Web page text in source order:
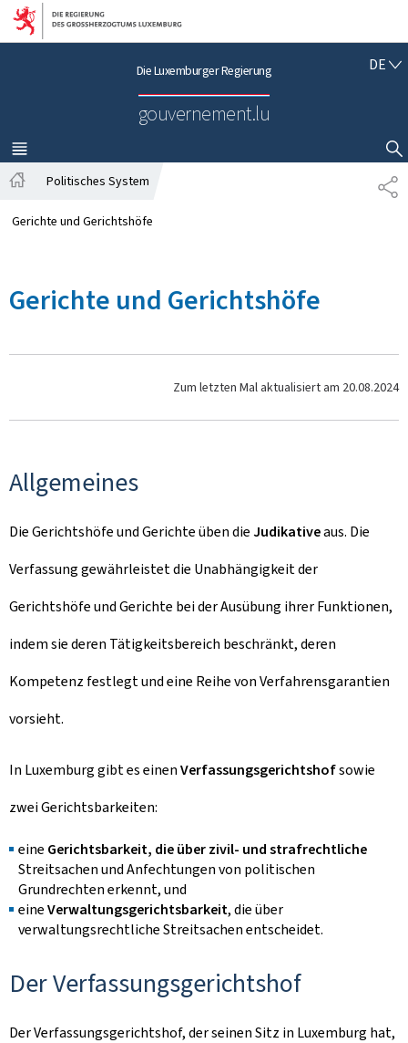
Zur Hauptnavigation
Zum Inhalt
Die Luxemburger Regierung
gouvernement.lu
DED
S
C
H
MENÜ
HAUPT-
SUCHFLED ANZEIGEN / SCHLIESSEN
T
E
t
s
e
t
Politisches System
Gerichte und Gerichtshöfe
Gerichte und Gerichtshöfe
Zum letzten Mal aktualisiert am 20.08.2024
Allgemeines
Die Gerichtshöfe und Gerichte üben dieJudikativeaus. Die
Verfassung gewährleistet die Unabhängigkeit der
Gerichtshöfe und Gerichte bei der Ausübung ihrer Funktionen,
indem sie deren Tätigkeitsbereich beschränkt, deren
Kompetenz festlegt und eine Reihe von Verfahrensgarantien
vorsieht.
In Luxemburg gibt es einenVerfassungsgerichtshofsowie
zwei Gerichtsbarkeiten:
eine Gerichtsbarkeit, die über zivil- und strafrechtliche
Streitsachen und Anfechtungen von politischen
Grundrechten erkennt, und
eineVerwaltungsgerichtsbarkeit, die über
verwaltungsrechtliche Streitsachen entscheidet.
Der Verfassungsgerichtshof
Der Verfassungsgerichtshof, der seinen Sitz in Luxemburg hat,